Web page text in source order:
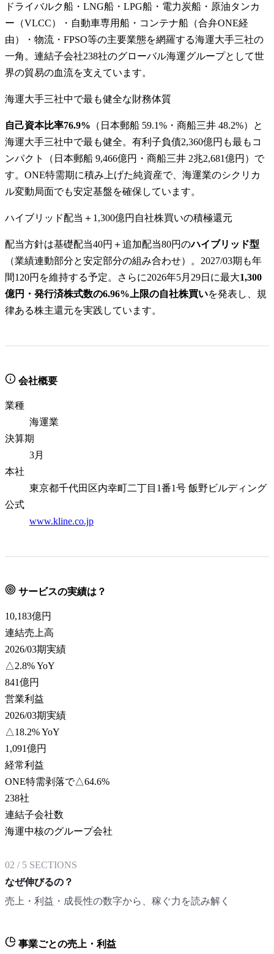
ドライバルク船・LNG船・LPG船・電力炭船・原油タンカ
ー（VLCC）・自動車専用船・コンテナ船（合弁ONE経
由）・物流・FPSO等の主要業態を網羅する海運大手三社の
一角。連結子会社238社のグローバル海運グループとして世
界の貿易の血流を支えています。
海運大手三社中で最も健全な財務体質
自己資本比率76.9% （日本郵船 59.1%・商船三井 48.2%）と
海運大手三社中で最も健全。有利子負債2,360億円も最もコ
ンパクト（日本郵船 9,466億円・商船三井 2兆2,681億円）で
す。ONE特需期に積み上げた純資産で、海運業のシクリカ
ル変動局面でも安定基盤を確保しています。
ハイブリッド配当＋1,300億円自社株買いの積極還元
配当方針は基礎配当40円＋追加配当80円のハイブリッド型
（業績連動部分と安定部分の組み合わせ）。2027/03期も年
間120円を維持する予定。さらに2026年5月29日に最大1,300
億円・発行済株式数の6.96%上限の自社株買いを発表し、規
律ある株主還元を実践しています。
会社概要
業種
海運業
決算期
3月
本社
東京都千代田区内幸町二丁目1番1号 飯野ビルディング
公式
www.kline.co.jp
サービスの実績は？
10,183億円
連結売上高
2026/03期実績
△2.8% YoY
841億円
営業利益
2026/03期実績
△18.2% YoY
1,091億円
経常利益
ONE特需剥落で△64.6%
238社
連結子会社数
海運中核のグループ会社
02 / 5 SECTIONS
なぜ伸びるの？
売上・利益・成長性の数字から、稼ぐ力を読み解く
事業ごとの売上・利益